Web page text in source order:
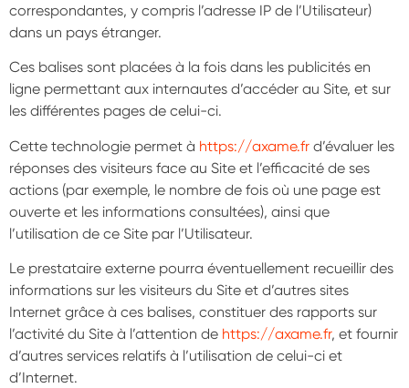
correspondantes, y compris l’adresse IP de l’Utilisateur)
dans un pays étranger.
Ces balises sont placées à la fois dans les publicités en
ligne permettant aux internautes d’accéder au Site, et sur
les différentes pages de celui-ci.
Cette technologie permet à https://axame.fr d’évaluer les
réponses des visiteurs face au Site et l’efficacité de ses
actions (par exemple, le nombre de fois où une page est
ouverte et les informations consultées), ainsi que
l’utilisation de ce Site par l’Utilisateur.
Le prestataire externe pourra éventuellement recueillir des
informations sur les visiteurs du Site et d’autres sites
Internet grâce à ces balises, constituer des rapports sur
l’activité du Site à l’attention de https://axame.fr, et fournir
d’autres services relatifs à l’utilisation de celui-ci et
d’Internet.